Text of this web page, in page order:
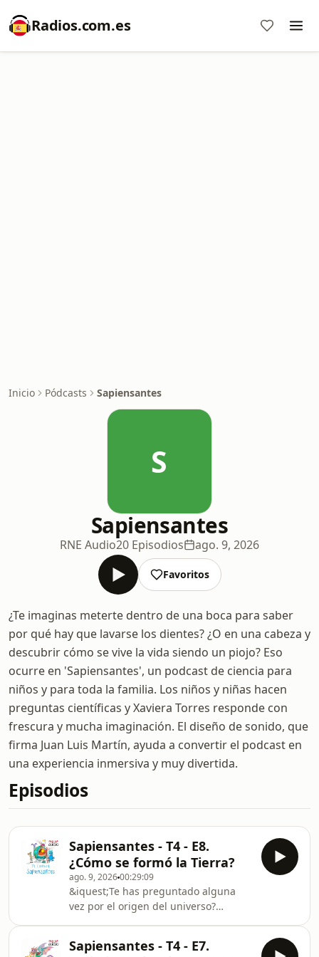
Radios.com.es
Inicio Pódcasts Sapiensantes
S
Sapiensantes
RNE Audio20 Episodios ago. 9, 2026
Favoritos
¿Te imaginas meterte dentro de una boca para saber
por qué hay que lavarse los dientes? ¿O en una cabeza y
descubrir cómo se vive la vida siendo un piojo? Eso
ocurre en 'Sapiensantes', un podcast de ciencia para
niños y para toda la familia. Los niños y niñas hacen
preguntas científicas y Xaviera Torres responde con
frescura y mucha imaginación. El diseño de sonido, que
firma Juan Luis Martín, ayuda a convertir el podcast en
una experiencia inmersiva y muy divertida.
Episodios
Sapiensantes - T4 - E8.
¿Cómo se formó la Tierra?
ago. 9, 202600:29:09
&iquest;Te has preguntado alguna
vez por el origen del universo?
Xaviera Torres niega este punto,
Sapiensantes - T4 - E7.